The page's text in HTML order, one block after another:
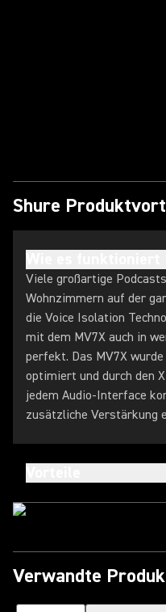
Shure
Viele großartige
Wohnzimmern auf der
die Voice Isolation
mit dem MV7X auch in
perfekt. Das MV7X
optimiert und durch den
jedem Audio-Interface
zusätzliche Verstärkung
Verwandte